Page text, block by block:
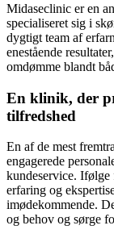
Midaseclinic er en
specialiseret sig i
dygtigt team af
enestående
omdømme blandt
En klinik, der
tilfredshed
En af de mest
engagerede
kundeservice. Ifølge
erfaring og
imødekommende.
og behov og sørge